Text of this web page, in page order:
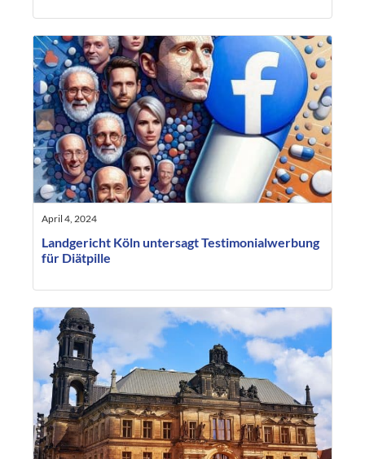
April 4, 2024
Landgericht Köln untersagt Testimonialwerbung
für Diätpille